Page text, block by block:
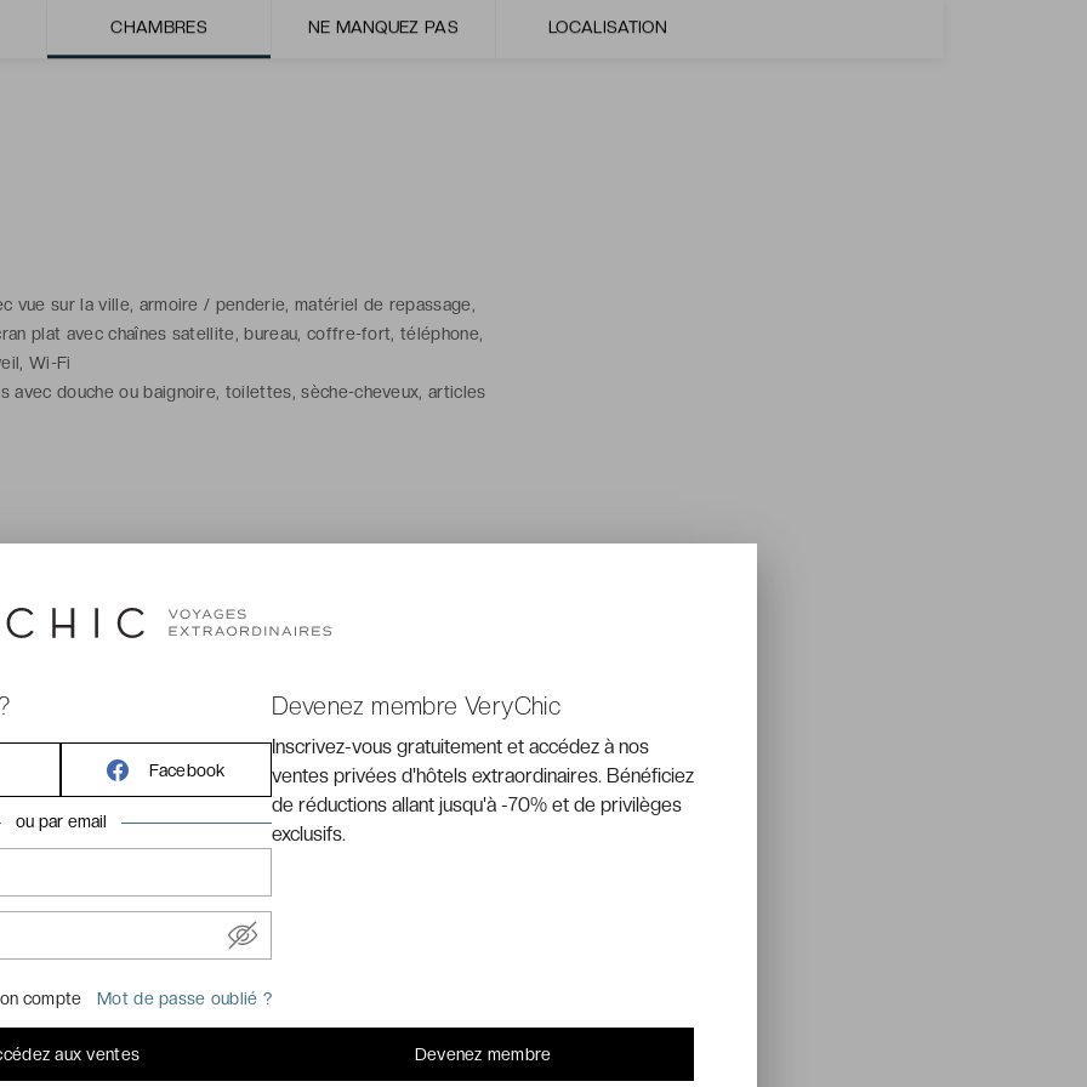
CHAMBRES NE MANQUEZ PAS LOCALISATION
vue sur la ville, armoire / penderie, matériel de repassage,
plat avec chaînes satellite, bureau, coffre-fort, téléphone,
Wi-Fi
avec douche ou baignoire, toilettes, sèche-cheveux, articles
balcon ou terrasse vue sur le jardin, climatisation /
/ penderie, matériel de repassage, télévision à écran
avec douche ou baignoire, toilettes, sèche-cheveux, articles
pour les clients VeryChic)
sur le balcon)
et les parties communes de l'hôtel
Facebook
ou par email
compte Mot de passe oublié ?
aux ventes
Devenez membre VeryChic
Inscrivez-vous gratuitement et accédez à nos
ventes privées d'hôtels extraordinaires. Bénéficiez
de réductions allant jusqu'à -70% et de privilèges
exclusifs.
Devenez membre